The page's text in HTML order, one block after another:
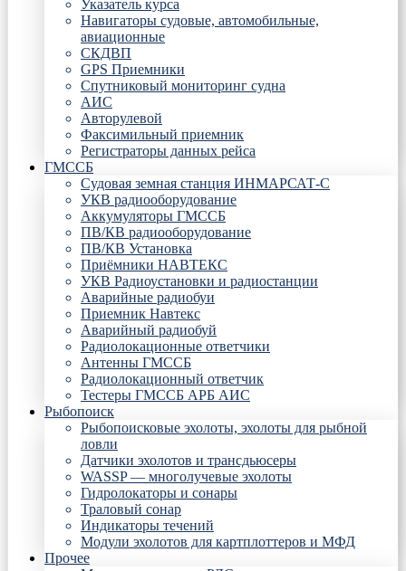
Указатель курса
Навигаторы судовые, автомобильные,
авиационные
СКДВП
GPS Приемники
Спутниковый мониторинг судна
АИС
Авторулевой
Факсимильный приемник
Регистраторы данных рейса
ГМССБ
Судовая земная станция ИНМАРСАТ-С
УКВ радиооборудование
Аккумуляторы ГМССБ
ПВ/КВ радиооборудование
ПВ/КВ Установка
Приёмники НАВТЕКС
УКВ Радиоустановки и радиостанции
Аварийные радиобуи
Приемник Навтекс
Аварийный радиобуй
Радиолокационные ответчики
Антенны ГМССБ
Радиолокационный ответчик
Тестеры ГМССБ АРБ АИС
Рыбопоиск
Рыбопоисковые эхолоты, эхолоты для рыбной
ловли
Датчики эхолотов и трансдьюсеры
WASSP — многолучевые эхолоты
Гидролокаторы и сонары
Траловый сонар
Индикаторы течений
Модули эхолотов для картплоттеров и МФД
Прочее